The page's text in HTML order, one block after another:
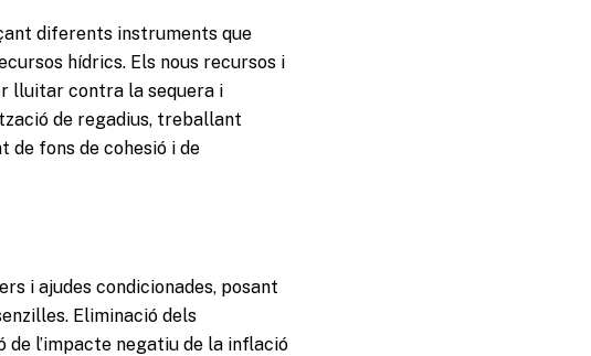
diferents instruments que
hídrics. Els nous recursos i
lluitar contra la sequera i
de regadius, treballant
de fons de cohesió i de
i ajudes condicionades, posant
Eliminació dels
de l’impacte negatiu de la inflació